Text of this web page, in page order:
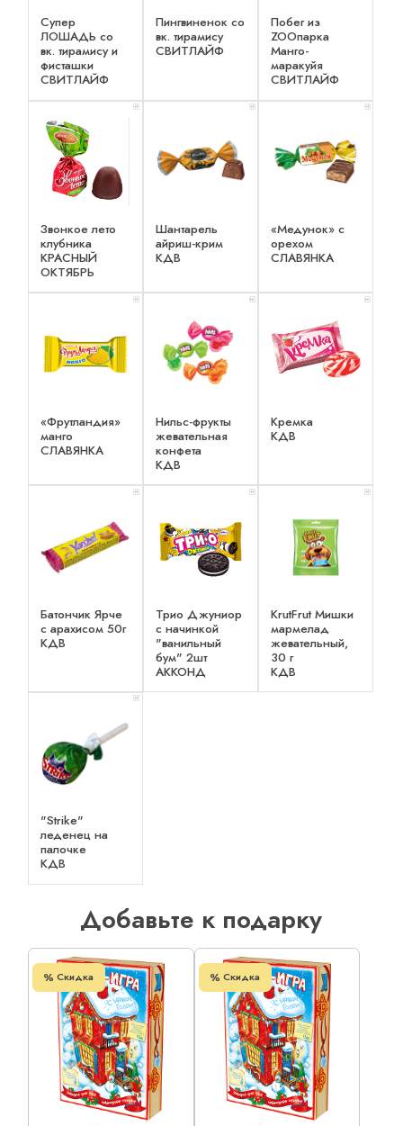
Супер
ЛОШАДЬ со
вк. тирамису и
фисташки
СВИТЛАЙФ
Пингвиненок со
вк. тирамису
СВИТЛАЙФ
Побег из
ZOOпарка
Манго-
маракуйя
СВИТЛАЙФ
x 1
Звонкое лето
клубника
КРАСНЫЙ
ОКТЯБРЬ
x 1
Шантарель
айриш-крим
КДВ
x 1
«Медунок» с
орехом
СЛАВЯНКА
x 1
«Фрутландия»
манго
СЛАВЯНКА
Нильс-фрукты
жевательная
конфета
КДВ
Кремка
КДВ
x 1
Батончик Ярче
с арахисом 50г
КДВ
x 1
Трио Джуниор
с начинкой
"ванильный
бум" 2шт
АККОНД
x 1
KrutFrut Мишки
мармелад
жевательный,
30 г
КДВ
x 1
"Strike"
леденец на
палочке
КДВ
Добавьте к подарку
Скидка Скидка